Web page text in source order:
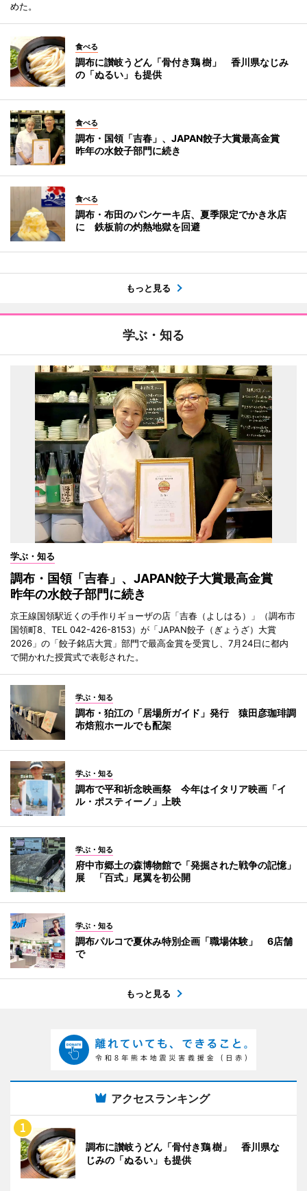
めた。
食べる
調布に讃岐うどん「骨付き鶏 樹」 香川県なじみ
の「ぬるい」も提供
食べる
調布・国領「吉春」、JAPAN餃子大賞最高金賞
昨年の水餃子部門に続き
食べる
調布・布田のパンケーキ店、夏季限定でかき氷店
に 鉄板前の灼熱地獄を回避
もっと見る
学ぶ・知る
学ぶ・知る
調布・国領「吉春」、JAPAN餃子大賞最高金賞
昨年の水餃子部門に続き
京王線国領駅近くの手作りギョーザの店「吉春（よしはる）」（調布市
国領町8、TEL 042-426-8153）が「JAPAN餃子（ぎょうざ）大賞
2026」の「餃子銘店大賞」部門で最高金賞を受賞し、7月24日に都内
で開かれた授賞式で表彰された。
学ぶ・知る
調布・狛江の「居場所ガイド」発行 猿田彦珈琲調
布焙煎ホールでも配架
学ぶ・知る
調布で平和祈念映画祭 今年はイタリア映画「イ
ル・ポスティーノ」上映
学ぶ・知る
府中市郷土の森博物館で「発掘された戦争の記憶」
展 「百式」尾翼を初公開
学ぶ・知る
調布パルコで夏休み特別企画「職場体験」 6店舗
で
もっと見る
アクセスランキング
調布に讃岐うどん「骨付き鶏 樹」 香川県な
じみの「ぬるい」も提供